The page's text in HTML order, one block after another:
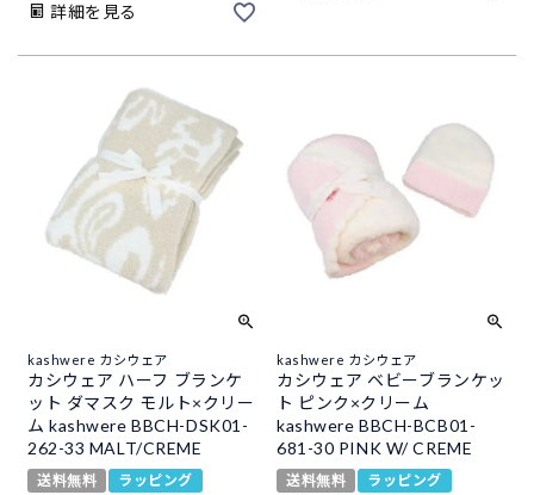
詳細を見る
kashwere カシウェア
カシウェア ハーフ ブランケ
ット ダマスク モルト×クリー
ム kashwere BBCH-DSK01-
262-33 MALT/CREME
送料無料
ラッピング
kashwere カシウェア
カシウェア ベビーブランケッ
ト ピンク×クリーム
kashwere BBCH-BCB01-
681-30 PINK W/ CREME
送料無料
ラッピング